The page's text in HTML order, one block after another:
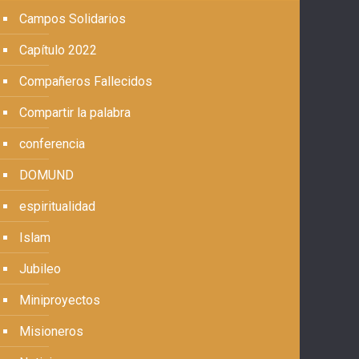
Campos Solidarios
Capítulo 2022
Compañeros Fallecidos
Compartir la palabra
conferencia
DOMUND
espiritualidad
Islam
Jubileo
Miniproyectos
Misioneros